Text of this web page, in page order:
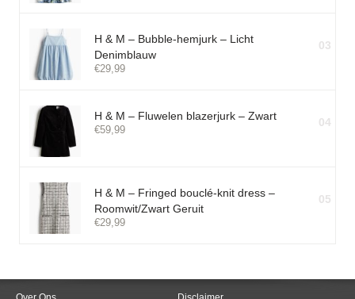
H & M – Bubble-hemjurk – Licht
Denimblauw
€29,99
03
H & M – Fluwelen blazerjurk – Zwart
€59,99
04
H & M – Fringed bouclé-knit dress –
Roomwit/Zwart Geruit
€29,99
05